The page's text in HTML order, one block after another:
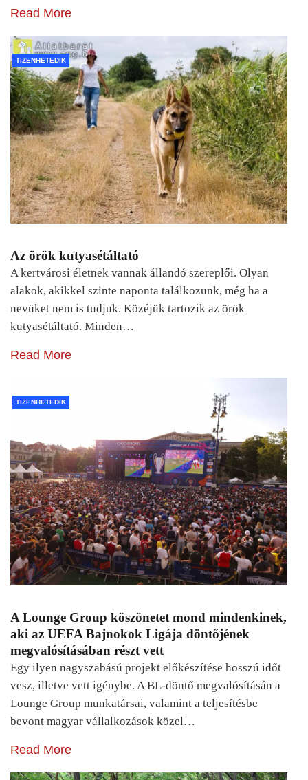
Read More
TIZENHETEDIK
Az örök kutyasétáltató
A kertvárosi életnek vannak állandó szereplői. Olyan
alakok, akikkel szinte naponta találkozunk, még ha a
nevüket nem is tudjuk. Közéjük tartozik az örök
kutyasétáltató. Minden…
Read More
TIZENHETEDIK
A Lounge Group köszönetet mond mindenkinek,
aki az UEFA Bajnokok Ligája döntőjének
megvalósításában részt vett
Egy ilyen nagyszabású projekt előkészítése hosszú időt
vesz, illetve vett igénybe. A BL-döntő megvalósításán a
Lounge Group munkatársai, valamint a teljesítésbe
bevont magyar vállalkozások közel…
Read More